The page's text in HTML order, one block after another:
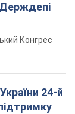
Держдепі
Конгрес
24-й